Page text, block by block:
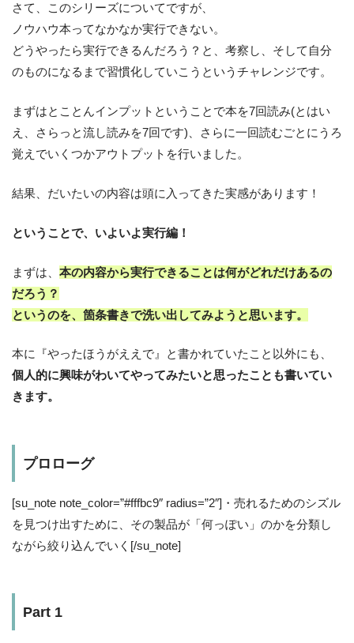
さて、このシリーズについてですが、
ノウハウ本ってなかなか実行できない。
どうやったら実行できるんだろう？と、考察し、そして自分
のものになるまで習慣化していこうというチャレンジです。
まずはとことんインプットということで本を7回読み(とはい
え、さらっと流し読みを7回です)、さらに一回読むごとにうろ
覚えでいくつかアウトプットを行いました。
結果、だいたいの内容は頭に入ってきた実感があります！
ということで、いよいよ実行編！
まずは、 本の内容から実行できることは何がどれだけあるの
だろう？
というのを、箇条書きで洗い出してみようと思います。
本に『やったほうがええで』と書かれていたこと以外にも、
個人的に興味がわいてやってみたいと思ったことも書いてい
きます。
プロローグ
[su_note note_color=”#fffbc9″ radius=”2″]・売れるためのシズル
を見つけ出すために、その製品が「何っぽい」のかを分類し
ながら絞り込んでいく[/su_note]
Part 1